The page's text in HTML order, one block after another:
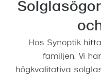
Hos Synoptik
familjen. Vi
högkvalitativa